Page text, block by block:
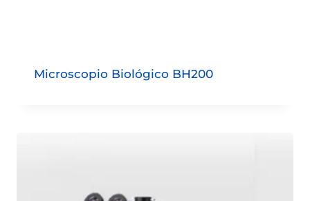
Microscopio Biológico BH200